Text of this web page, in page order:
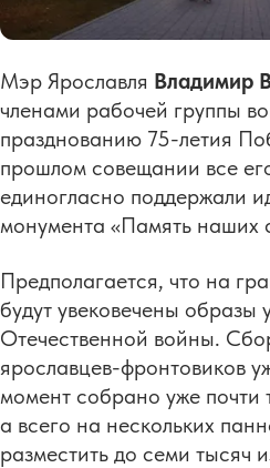
Мэр Ярославля Владимир
членами рабочей группы
празднованию 75-летия
прошлом совещании все
единогласно поддержали
монумента «Память наших
Предполагается, что на
будут увековечены образы
Отечественной войны.
ярославцев-фронтовиков
момент собрано уже почти
а всего на нескольких
разместить до семи тысяч